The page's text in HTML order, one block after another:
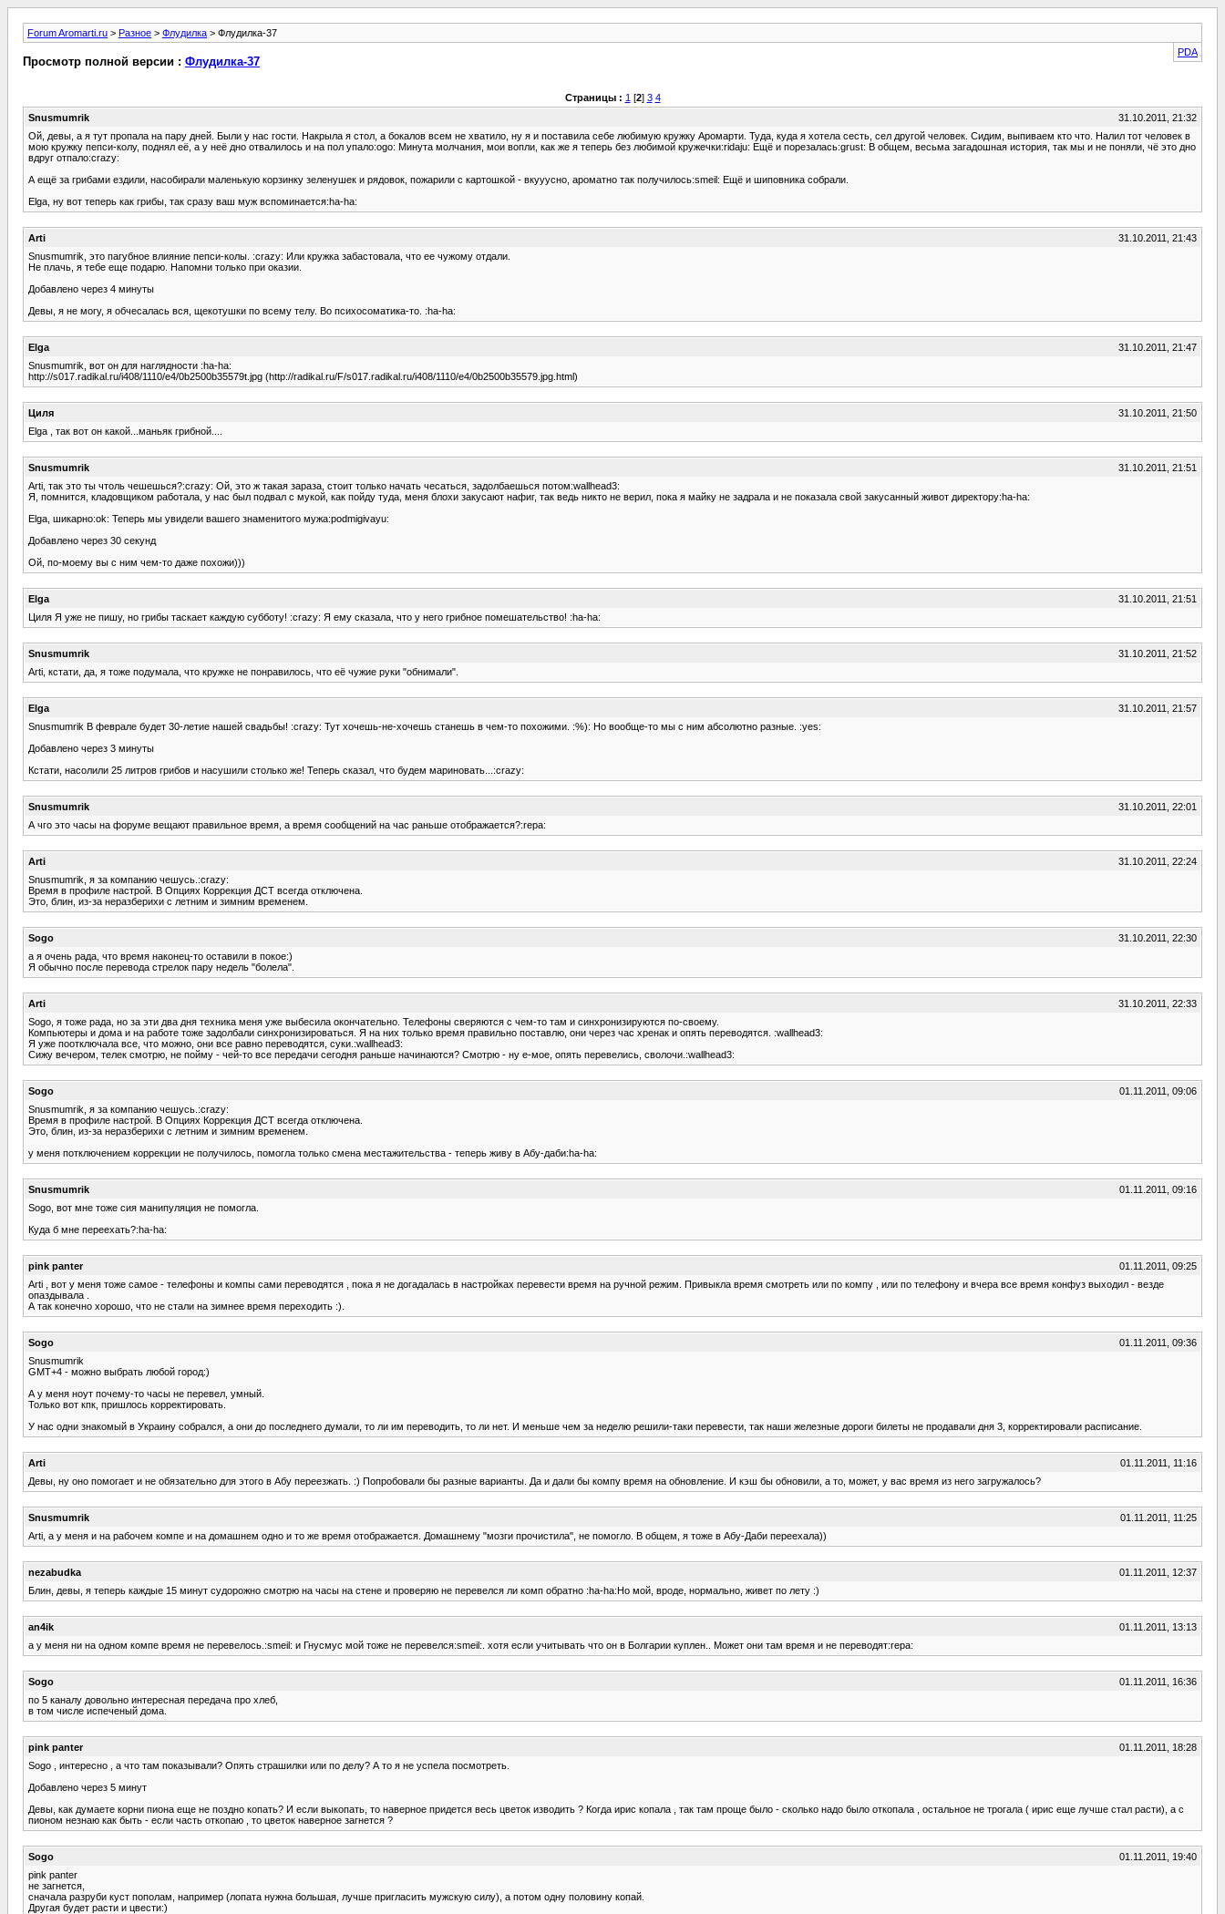
Forum Aromarti.ru > Разное > Флудилка > Флудилка-37
PDA
Просмотр полной версии : Флудилка-37
Страницы : 1 [2] 3 4
Snusmumrik
31.10.2011, 21:32
Ой, девы, а я тут пропала на пару дней. Были у нас гости. Накрыла я стол, а бокалов всем не хватило, ну я и поставила себе любимую кружку Аромарти. Туда, куда я хотела сесть, сел другой человек. Сидим, выпиваем кто что. Налил тот человек в
мою кружку пепси-колу, поднял её, а у неё дно отвалилось и на пол упало:ogo: Минута молчания, мои вопли, как же я теперь без любимой кружечки:ridaju: Ещё и порезалась:grust: В общем, весьма загадошная история, так мы и не поняли, чё это дно
вдруг отпало:crazy:
А ещё за грибами ездили, насобирали маленькую корзинку зеленушек и рядовок, пожарили с картошкой - вкууусно, ароматно так получилось:smeil: Ещё и шиповника собрали.
Elga, ну вот теперь как грибы, так сразу ваш муж вспоминается:ha-ha:
Arti
31.10.2011, 21:43
Snusmumrik, это пагубное влияние пепси-колы. :crazy: Или кружка забастовала, что ее чужому отдали.
Не плачь, я тебе еще подарю. Напомни только при оказии.
Добавлено через 4 минуты
Девы, я не могу, я обчесалась вся, щекотушки по всему телу. Во психосоматика-то. :ha-ha:
Elga
31.10.2011, 21:47
Snusmumrik, вот он для наглядности :ha-ha:
http://s017.radikal.ru/i408/1110/e4/0b2500b35579t.jpg (http://radikal.ru/F/s017.radikal.ru/i408/1110/e4/0b2500b35579.jpg.html)
Циля
31.10.2011, 21:50
Elga , так вот он какой...маньяк грибной....
Snusmumrik
31.10.2011, 21:51
Arti, так это ты чтоль чешешься?:crazy: Ой, это ж такая зараза, стоит только начать чесаться, задолбаешься потом:wallhead3:
Я, помнится, кладовщиком работала, у нас был подвал с мукой, как пойду туда, меня блохи закусают нафиг, так ведь никто не верил, пока я майку не задрала и не показала свой закусанный живот директору:ha-ha:
Elga, шикарно:ok: Теперь мы увидели вашего знаменитого мужа:podmigivayu:
Добавлено через 30 секунд
Ой, по-моему вы с ним чем-то даже похожи)))
Elga
31.10.2011, 21:51
Циля Я уже не пишу, но грибы таскает каждую субботу! :crazy: Я ему сказала, что у него грибное помешательство! :ha-ha:
Snusmumrik
31.10.2011, 21:52
Arti, кстати, да, я тоже подумала, что кружке не понравилось, что её чужие руки "обнимали".
Elga
31.10.2011, 21:57
Snusmumrik В феврале будет 30-летие нашей свадьбы! :crazy: Тут хочешь-не-хочешь станешь в чем-то похожими. :%): Но вообще-то мы с ним абсолютно разные. :yes:
Добавлено через 3 минуты
Кстати, насолили 25 литров грибов и насушили столько же! Теперь сказал, что будем мариновать...:crazy:
Snusmumrik
31.10.2011, 22:01
А чго это часы на форуме вещают правильное время, а время сообщений на час раньше отображается?:repa:
Arti
31.10.2011, 22:24
Snusmumrik, я за компанию чешусь.:crazy:
Время в профиле настрой. В Опциях Коррекция ДСТ всегда отключена.
Это, блин, из-за неразберихи с летним и зимним временем.
Sogo
31.10.2011, 22:30
а я очень рада, что время наконец-то оставили в покое:)
Я обычно после перевода стрелок пару недель "болела".
Arti
31.10.2011, 22:33
Sogo, я тоже рада, но за эти два дня техника меня уже выбесила окончательно. Телефоны сверяются с чем-то там и синхронизируются по-своему.
Компьютеры и дома и на работе тоже задолбали синхронизироваться. Я на них только время правильно поставлю, они через час хренак и опять переводятся. :wallhead3:
Я уже поотключала все, что можно, они все равно переводятся, суки.:wallhead3:
Сижу вечером, телек смотрю, не пойму - чей-то все передачи сегодня раньше начинаются? Смотрю - ну е-мое, опять перевелись, сволочи.:wallhead3:
Sogo
01.11.2011, 09:06
Snusmumrik, я за компанию чешусь.:crazy:
Время в профиле настрой. В Опциях Коррекция ДСТ всегда отключена.
Это, блин, из-за неразберихи с летним и зимним временем.
у меня потключением коррекции не получилось, помогла только смена местажительства - теперь живу в Абу-даби:ha-ha:
Snusmumrik
01.11.2011, 09:16
Sogo, вот мне тоже сия манипуляция не помогла.
Куда б мне переехать?:ha-ha:
pink panter
01.11.2011, 09:25
Arti , вот у меня тоже самое - телефоны и компы сами переводятся , пока я не догадалась в настройках перевести время на ручной режим. Привыкла время смотреть или по компу , или по телефону и вчера все время конфуз выходил - везде
опаздывала .
А так конечно хорошо, что не стали на зимнее время переходить :).
Sogo
01.11.2011, 09:36
Snusmumrik
GMT+4 - можно выбрать любой город:)
А у меня ноут почему-то часы не перевел, умный.
Только вот кпк, пришлось корректировать.
У нас одни знакомый в Украину собрался, а они до последнего думали, то ли им переводить, то ли нет. И меньше чем за неделю решили-таки перевести, так наши железные дороги билеты не продавали дня 3, корректировали расписание.
Arti
01.11.2011, 11:16
Девы, ну оно помогает и не обязательно для этого в Абу переезжать. :) Попробовали бы разные варианты. Да и дали бы компу время на обновление. И кэш бы обновили, а то, может, у вас время из него загружалось?
Snusmumrik
01.11.2011, 11:25
Arti, а у меня и на рабочем компе и на домашнем одно и то же время отображается. Домашнему "мозги прочистила", не помогло. В общем, я тоже в Абу-Даби переехала))
nezabudka
01.11.2011, 12:37
Блин, девы, я теперь каждые 15 минут судорожно смотрю на часы на стене и проверяю не перевелся ли комп обратно :ha-ha:Но мой, вроде, нормально, живет по лету :)
an4ik
01.11.2011, 13:13
а у меня ни на одном компе время не перевелось.:smeil: и Гнусмус мой тоже не перевелся:smeil:. хотя если учитывать что он в Болгарии куплен.. Может они там время и не переводят:repa:
Sogo
01.11.2011, 16:36
по 5 каналу довольно интересная передача про хлеб,
в том числе испеченый дома.
pink panter
01.11.2011, 18:28
Sogo , интересно , а что там показывали? Опять страшилки или по делу? А то я не успела посмотреть.
Добавлено через 5 минут
Девы, как думаете корни пиона еще не поздно копать? И если выкопать, то наверное придется весь цветок изводить ? Когда ирис копала , так там проще было - сколько надо было откопала , остальное не трогала ( ирис еще лучше стал расти), а с
пионом незнаю как быть - если часть откопаю , то цветок наверное загнется ?
Sogo
01.11.2011, 19:40
pink panter
не загнется,
сначала разруби куст пополам, например (лопата нужна большая, лучше пригласить мужскую силу), а потом одну половину копай.
Другая будет расти и цвести:)